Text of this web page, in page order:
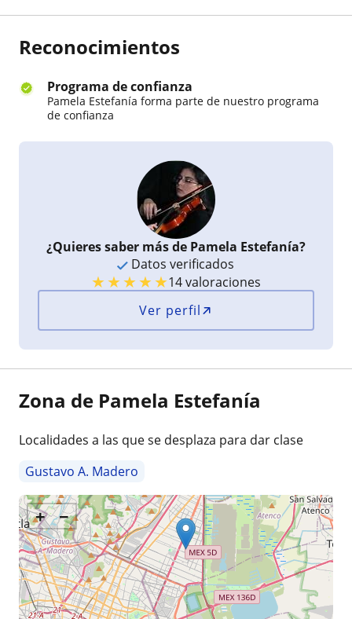
personalizadas, enfocándose en tus necesidades
mucho. La mejor profesora de violín que he
tenido.
Reconocimientos
Programa de confianza
Pamela Estefanía forma parte de nuestro programa
de confianza
¿Quieres saber más de Pamela Estefanía?
Datos verificados
★★★★★14 valoraciones
Ver perfil
Zona de Pamela Estefanía
Localidades a las que se desplaza para dar clase
Gustavo A. Madero
+ −